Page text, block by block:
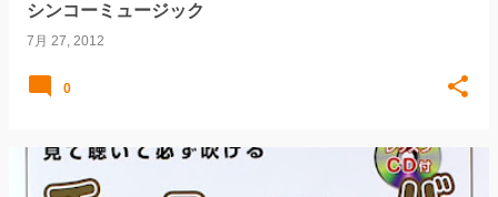
シンコーミュージック
7月 27, 2012
0